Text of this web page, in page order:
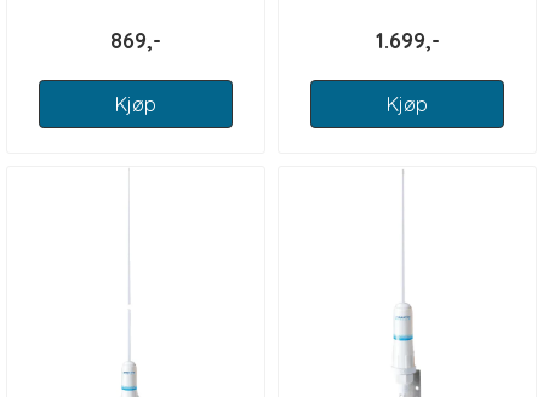
869,-
Kjøp
1.699,-
Kjøp